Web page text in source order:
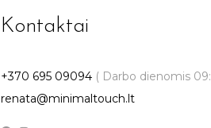
Kontaktai
+370 695 09094 ( Darbo dienomis
renata@minimaltouch.lt